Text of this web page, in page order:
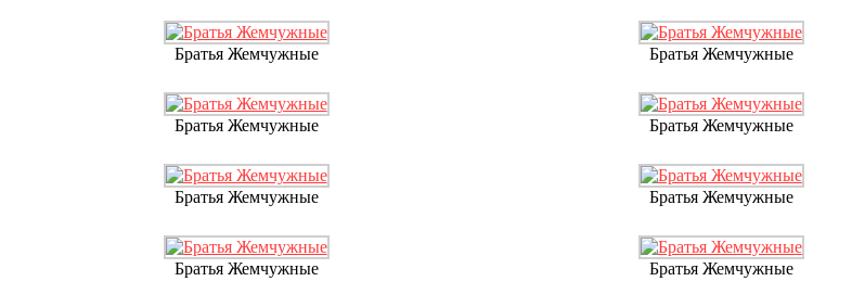
Братья Жемчужные Братья Жемчужные
Братья Жемчужные Братья Жемчужные
Братья Жемчужные Братья Жемчужные
Братья Жемчужные Братья Жемчужные